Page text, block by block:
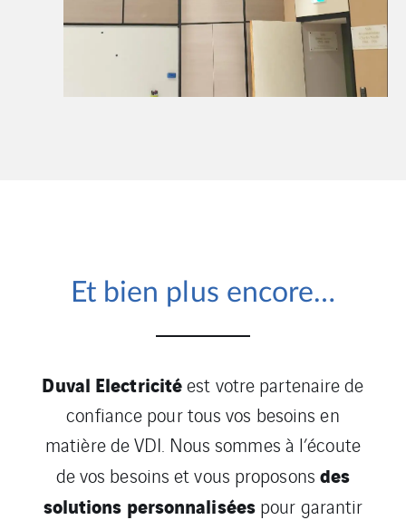
Et bien plus encore…
Duval Electricitéest votre partenaire de
confiance pour tous vos besoins en
matière de VDI. Nous sommes à l’écoute
de vos besoins et vous proposons des
solutions personnalisées pour garantir